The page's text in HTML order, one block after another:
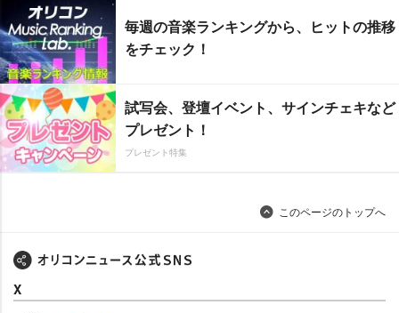
毎週の音楽ランキングから、ヒットの推移
をチェック！
試写会、登壇イベント、サインチェキなど
プレゼント！
プレゼント特集
このページのトップへ
X